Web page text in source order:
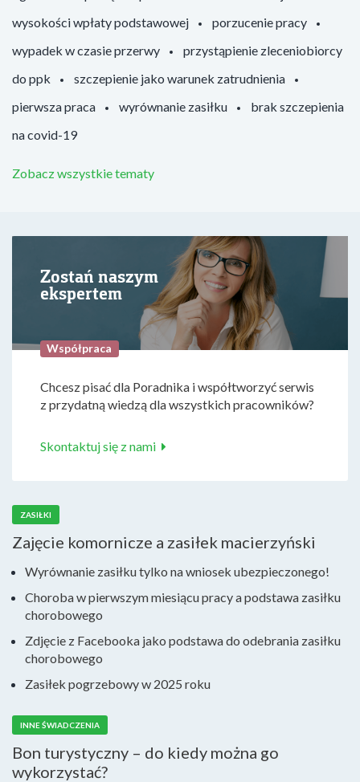
wysokości wpłaty podstawowej
porzucenie pracy
wypadek w czasie przerwy
przystąpienie zleceniobiorcy
do ppk
szczepienie jako warunek zatrudnienia
pierwsza praca
wyrównanie zasiłku
brak szczepienia
na covid-19
Zobacz wszystkie tematy
Zostań naszym
ekspertem
Współpraca
Chcesz pisać dla Poradnika i współtworzyć serwis
z przydatną wiedzą dla wszystkich pracowników?
Skontaktuj się z nami
ZASIŁKI
Zajęcie komornicze a zasiłek macierzyński
Wyrównanie zasiłku tylko na wniosek ubezpieczonego!
Choroba w pierwszym miesiącu pracy a podstawa zasiłku
chorobowego
Zdjęcie z Facebooka jako podstawa do odebrania zasiłku
chorobowego
Zasiłek pogrzebowy w 2025 roku
INNE ŚWIADCZENIA
Bon turystyczny – do kiedy można go
wykorzystać?